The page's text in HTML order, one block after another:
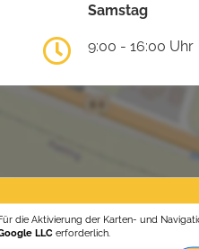
Samstag
9:00 - 16:00 Uhr
die Aktivierung der Karten- und
LLC erforderlich.